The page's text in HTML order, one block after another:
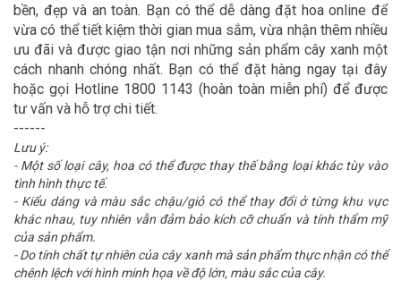
bền, đẹp và an toàn. Bạn có thể dễ dàng đặt hoa online để
vừa có thể tiết kiệm thời gian mua sắm, vừa nhận thêm nhiều
ưu đãi và được giao tận nơi những sản phẩm cây xanh một
cách nhanh chóng nhất. Bạn có thể đặt hàng ngay tại đây
hoặc gọi Hotline 1800 1143 (hoàn toàn miễn phí) để được
tư vấn và hỗ trợ chi tiết.
------
Lưu ý:
- Một số loại cây, hoa có thể được thay thế bằng loại khác tùy vào
tình hình thực tế.
- Kiểu dáng và màu sắc chậu/giỏ có thể thay đổi ở từng khu vực
khác nhau, tuy nhiên vẫn đảm bảo kích cỡ chuẩn và tính thẩm mỹ
của sản phẩm.
- Do tính chất tự nhiên của cây xanh mà sản phẩm thực nhận có thể
chênh lệch với hình minh họa về độ lớn, màu sắc của cây.